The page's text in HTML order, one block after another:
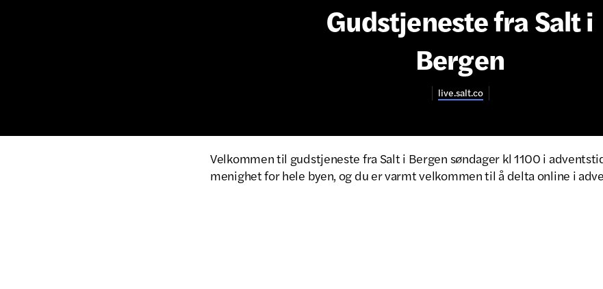
Gudstjeneste fra Salt i
Bergen
live.salt.co
Velkommen til gudstjeneste fra Salt i Bergen søndager kl 1100 i
menighet for hele byen, og du er varmt velkommen til å delta online i